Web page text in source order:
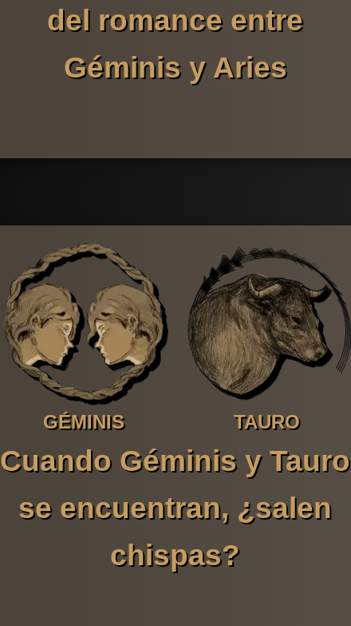
del romance entre
Géminis y Aries
GÉMINIS TAURO
Cuando Géminis y Tauro
se encuentran, ¿salen
chispas?